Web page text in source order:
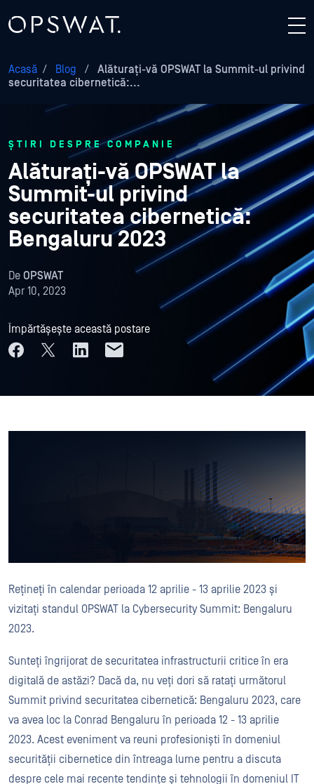
Acasă / Blog /
Alăturați-vă OPSWAT la Summit-ul privind
securitatea cibernetică:...
ȘTIRI DESPRE COMPANIE
Alăturați-vă OPSWAT la
Summit-ul privind
securitatea cibernetică:
Bengaluru 2023
De OPSWAT
Apr 10, 2023
Împărtășește această postare
Rețineți în calendar perioada 12 aprilie - 13 aprilie 2023 și
vizitați standul OPSWAT la Cybersecurity Summit: Bengaluru
2023.
Sunteți îngrijorat de securitatea infrastructurii critice în era
digitală de astăzi? Dacă da, nu veți dori să ratați următorul
Summit privind securitatea cibernetică: Bengaluru 2023, care
va avea loc la Conrad Bengaluru în perioada 12 - 13 aprilie
2023. Acest eveniment va reuni profesioniști în domeniul
securității cibernetice din întreaga lume pentru a discuta
despre cele mai recente tendințe și tehnologii în domeniul IT